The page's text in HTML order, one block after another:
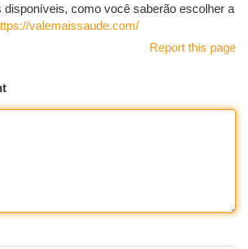
disponíveis, como você saberão escolher a
valemaissaude.com/
Report this page